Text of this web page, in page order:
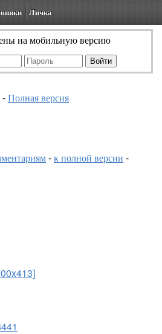
Личка
на мобильную версию
-Полная версия
-к полной версии -